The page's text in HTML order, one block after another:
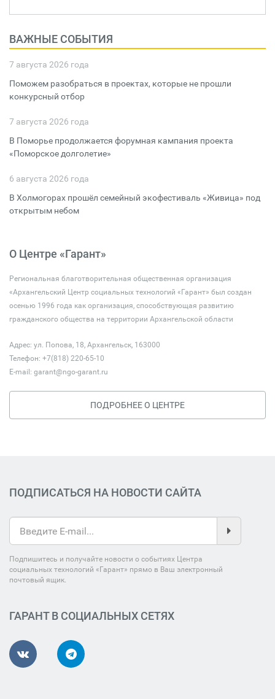
ВАЖНЫЕ СОБЫТИЯ
7 августа 2026 года
Поможем разобраться в проектах, которые не прошли
конкурсный отбор
7 августа 2026 года
В Поморье продолжается форумная кампания проекта
«Поморское долголетие»
6 августа 2026 года
В Холмогорах прошёл семейный экофестиваль «Живица» под
открытым небом
О Центре «Гарант»
Региональная благотворительная общественная организация
«Архангельский Центр социальных технологий «Гарант» был создан
осенью 1996 года как организация, способствующая развитию
гражданского общества на территории Архангельской области
Адрес: ул. Попова, 18, Архангельск, 163000
Телефон: +7(818) 220-65-10
E-mail: garant@ngo-garant.ru
ПОДРОБНЕЕ О ЦЕНТРЕ
ПОДПИСАТЬСЯ НА НОВОСТИ САЙТА
Подпишитесь и получайте новости о событиях Центра
социальных технологий «Гарант» прямо в Ваш электронный
почтовый ящик.
ГАРАНТ В СОЦИАЛЬНЫХ СЕТЯХ